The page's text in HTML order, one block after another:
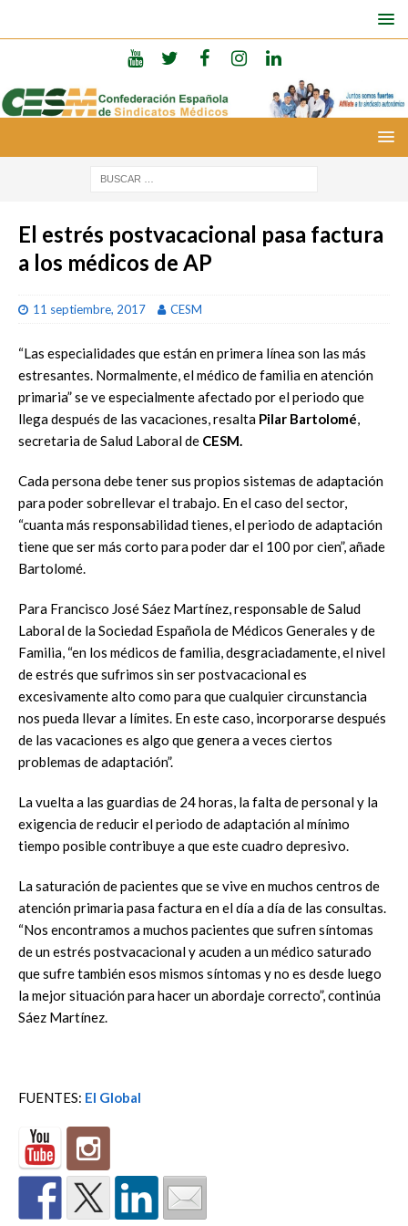
El estrés postvacacional pasa factura
a los médicos de AP
11 septiembre, 2017 CESM
“Las especialidades que están en primera línea son las más
estresantes. Normalmente, el médico de familia en atención
primaria” se ve especialmente afectado por el periodo que
llega después de las vacaciones, resalta Pilar Bartolomé,
secretaria de Salud Laboral de CESM.
Cada persona debe tener sus propios sistemas de adaptación
para poder sobrellevar el trabajo. En el caso del sector,
“cuanta más responsabilidad tienes, el periodo de adaptación
tiene que ser más corto para poder dar el 100 por cien”, añade
Bartolomé.
Para Francisco José Sáez Martínez, responsable de Salud
Laboral de la Sociedad Española de Médicos Generales y de
Familia, “en los médicos de familia, desgraciadamente, el nivel
de estrés que sufrimos sin ser postvacacional es
excesivamente alto como para que cualquier circunstancia
nos pueda llevar a límites. En este caso, incorporarse después
de las vacaciones es algo que genera a veces ciertos
problemas de adaptación”.
La vuelta a las guardias de 24 horas, la falta de personal y la
exigencia de reducir el periodo de adaptación al mínimo
tiempo posible contribuye a que este cuadro depresivo.
La saturación de pacientes que se vive en muchos centros de
atención primaria pasa factura en el día a día de las consultas.
“Nos encontramos a muchos pacientes que sufren síntomas
de un estrés postvacacional y acuden a un médico saturado
que sufre también esos mismos síntomas y no es desde luego
la mejor situación para hacer un abordaje correcto”, continúa
Sáez Martínez.
FUENTES: El Global